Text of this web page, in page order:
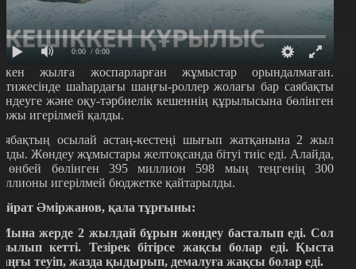
0:00 / 0:00
жылға жоспарларған жұмыстар орындалмаған.
шаһардағы шаңғы-роллер жолағы бар саябақты
және оқу-тәрбиелік кешеннің құрылысына бөлінген
игерілмей қалды.
осылай астаң-кестеңі шығып жатқанына 2 жыл
Жөндеу жұмыстары желтоқсанда бітуі тиіс еді. Алайда,
өнбей бөлінген 395 миллион 598 мың теңгенің 300
игерілмей бюджетке қайтарылды.
Әміржанов, қала тұрғыны:
жерде 2 жылдай бұрын жөндеу басталып еді. Сол
кетті. Тезірек бітірсе жақсы болар еді. Қыста
теуіп, жазда қыдырып, демалуға жақсы болар еді.